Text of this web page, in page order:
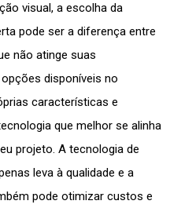
visual, a escolha da
pode ser a diferença entre
não atinge suas
disponíveis no
características e
que melhor se alinha
projeto. A tecnologia de
leva à qualidade e a
pode otimizar custos e